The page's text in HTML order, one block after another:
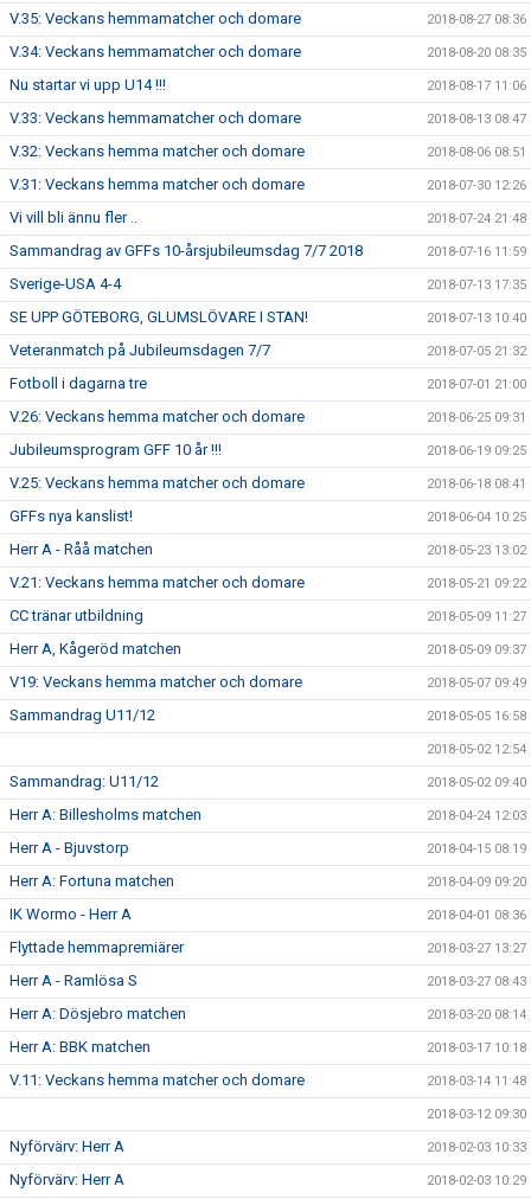
V.35: Veckans hemmamatcher och domare 2018-08-27 08:36
V.34: Veckans hemmamatcher och domare 2018-08-20 08:35
Nu startar vi upp U14 !!! 2018-08-17 11:06
V.33: Veckans hemmamatcher och domare 2018-08-13 08:47
V.32: Veckans hemma matcher och domare 2018-08-06 08:51
V.31: Veckans hemma matcher och domare 2018-07-30 12:26
Vi vill bli ännu fler .. 2018-07-24 21:48
Sammandrag av GFFs 10-årsjubileumsdag 7/7 2018 2018-07-16 11:59
Sverige-USA 4-4 2018-07-13 17:35
SE UPP GÖTEBORG, GLUMSLÖVARE I STAN! 2018-07-13 10:40
Veteranmatch på Jubileumsdagen 7/7 2018-07-05 21:32
Fotboll i dagarna tre 2018-07-01 21:00
V.26: Veckans hemma matcher och domare 2018-06-25 09:31
Jubileumsprogram GFF 10 år !!! 2018-06-19 09:25
V.25: Veckans hemma matcher och domare 2018-06-18 08:41
GFFs nya kanslist! 2018-06-04 10:25
Herr A - Råå matchen 2018-05-23 13:02
V.21: Veckans hemma matcher och domare 2018-05-21 09:22
CC tränar utbildning 2018-05-09 11:27
Herr A, Kågeröd matchen 2018-05-09 09:37
V19: Veckans hemma matcher och domare 2018-05-07 09:49
Sammandrag U11/12 2018-05-05 16:58
2018-05-02 12:54
Sammandrag: U11/12 2018-05-02 09:40
Herr A: Billesholms matchen 2018-04-24 12:03
Herr A - Bjuvstorp 2018-04-15 08:19
Herr A: Fortuna matchen 2018-04-09 09:20
IK Wormo - Herr A 2018-04-01 08:36
Flyttade hemmapremiärer 2018-03-27 13:27
Herr A - Ramlösa S 2018-03-27 08:43
Herr A: Dösjebro matchen 2018-03-20 08:14
Herr A: BBK matchen 2018-03-17 10:18
V.11: Veckans hemma matcher och domare 2018-03-14 11:48
2018-03-12 09:30
Nyförvärv: Herr A 2018-02-03 10:33
Nyförvärv: Herr A 2018-02-03 10:29